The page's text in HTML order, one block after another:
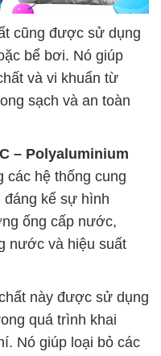
cũng được sử dụng
bể bơi. Nó giúp
và vi khuẩn từ
sạch và an toàn
– Polyaluminium
hệ thống cung
kể sự hình
ống cấp nước,
nước và hiệu suất
này được sử dụng
quá trình khai
Nó giúp loại bỏ các